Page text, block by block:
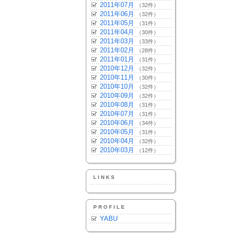
2011年07月 （32件）
2011年06月 （32件）
2011年05月 （31件）
2011年04月 （30件）
2011年03月 （33件）
2011年02月 （28件）
2011年01月 （31件）
2010年12月 （32件）
2010年11月 （30件）
2010年10月 （32件）
2010年09月 （32件）
2010年08月 （31件）
2010年07月 （31件）
2010年06月 （34件）
2010年05月 （31件）
2010年04月 （32件）
2010年03月 （12件）
LINKS
PROFILE
YABU